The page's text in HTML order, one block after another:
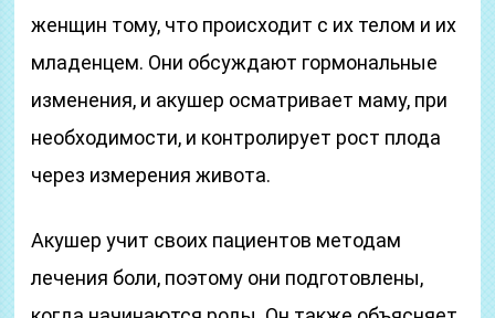
женщин тому, что происходит с их телом и их
младенцем. Они обсуждают гормональные
изменения, и акушер осматривает маму, при
необходимости, и контролирует рост плода
через измерения живота.
Акушер учит своих пациентов методам
лечения боли, поэтому они подготовлены,